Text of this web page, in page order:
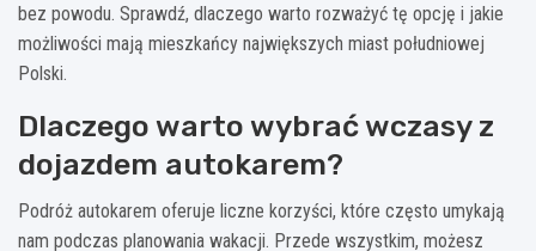
bez powodu. Sprawdź, dlaczego warto rozważyć tę opcję i jakie
możliwości mają mieszkańcy największych miast południowej
Polski.
Dlaczego warto wybrać wczasy z
dojazdem autokarem?
Podróż autokarem oferuje liczne korzyści, które często umykają
nam podczas planowania wakacji. Przede wszystkim, możesz